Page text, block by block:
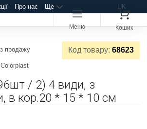
Про нас Ще UK
Меню Кошик
Код товару: 68623
з продажу
/ 2) 4 види, з
в кор.20 * 15 * 10 см